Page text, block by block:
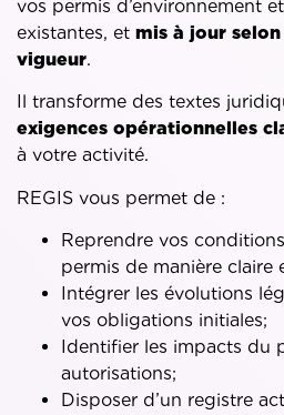
vos permis d’environnement
existantes, et mis à jour
vigueur.
Il transforme des textes
exigences opérationnelles
à votre activité.
REGIS vous permet de :
Reprendre vos
permis de manière claire
Intégrer les évolutions
vos obligations initiales;
Identifier les impacts du
autorisations;
Disposer d’un registre